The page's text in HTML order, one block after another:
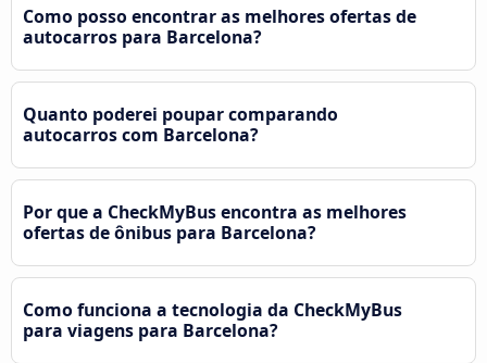
Como posso encontrar as melhores ofertas de
autocarros para Barcelona?
Quanto poderei poupar comparando
autocarros com Barcelona?
Por que a CheckMyBus encontra as melhores
ofertas de ônibus para Barcelona?
Como funciona a tecnologia da CheckMyBus
para viagens para Barcelona?